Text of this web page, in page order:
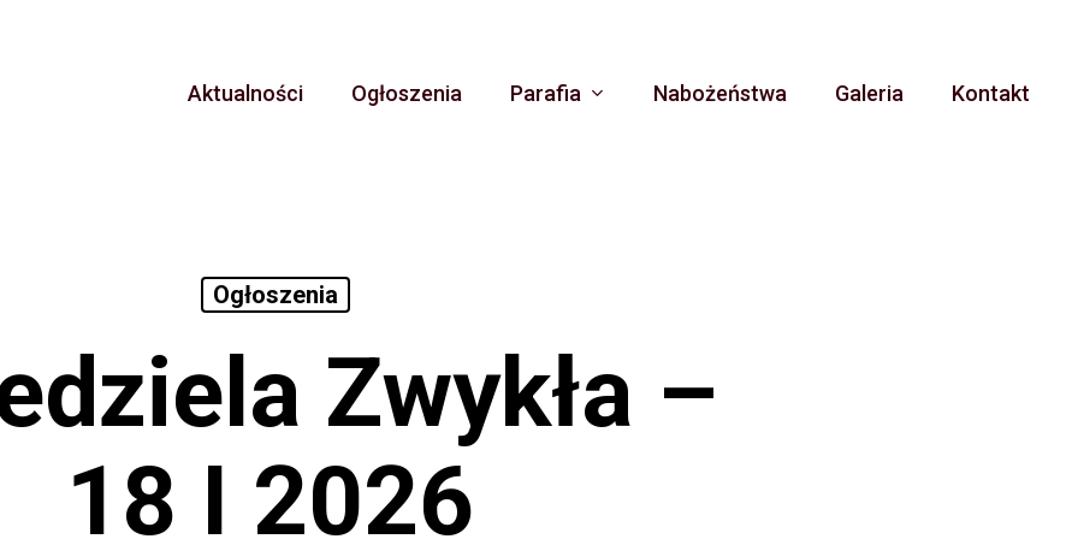
Aktualności Ogłoszenia Parafia Nabożeństwa Galeria Kontakt
Ogłoszenia
Zwykła –
18 I 2026